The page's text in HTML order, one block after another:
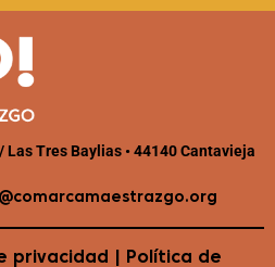
Las Tres Baylias • 44140 Cantavieja
privacidad
Política de